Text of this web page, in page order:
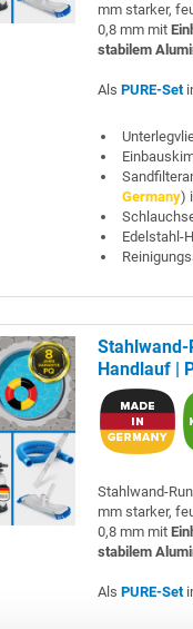
mm starker,
0,8 mm mit
stabilem
AlsPURE-Set
Germany)
Edelstahl-
Stahlwand-
Handlauf |
Stahlwand-
mm starker,
0,8 mm mit
stabilem
AlsPURE-Set